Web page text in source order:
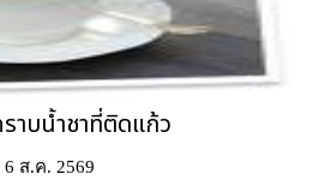
าบน้ำชาที่ติดแก้ว
6 ส.ค. 2569